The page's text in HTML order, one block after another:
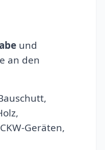
und
an den
Geräten,